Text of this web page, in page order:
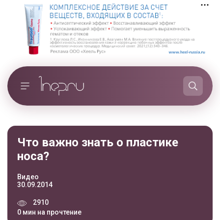
Что важно знать о пластике
носа?
Видео
30.09.2014
2910
0 мин на прочтение